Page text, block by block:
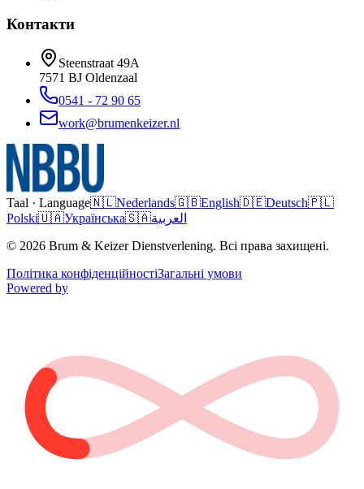
Контакти
Steenstraat 49A
7571 BJ Oldenzaal
0541 - 72 90 65
work@brumenkeizer.nl
Taal · Language🇳🇱Nederlands🇬🇧English🇩🇪Deutsch🇵🇱
Polski🇺🇦Українська🇸🇦العربية
© 2026 Brum & Keizer Dienstverlening. Всі права захищені.
Політика конфіденційностіЗагальні умови
Powered by